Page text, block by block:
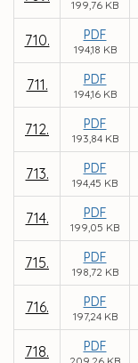
199,76 KB
710. PDF
194,18 KB
711. PDF
194,16 KB
712. PDF
193,84 KB
713. PDF
194,45 KB
714. PDF
199,05 KB
715. PDF
198,72 KB
716. PDF
197,24 KB
718. PDF